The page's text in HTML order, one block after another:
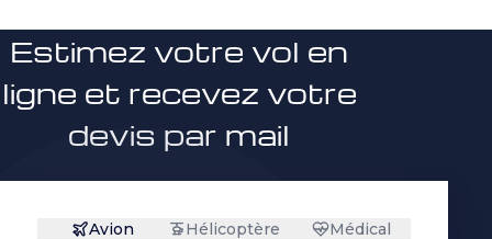
Estimez votre vol en
ligne et recevez votre
devis par mail